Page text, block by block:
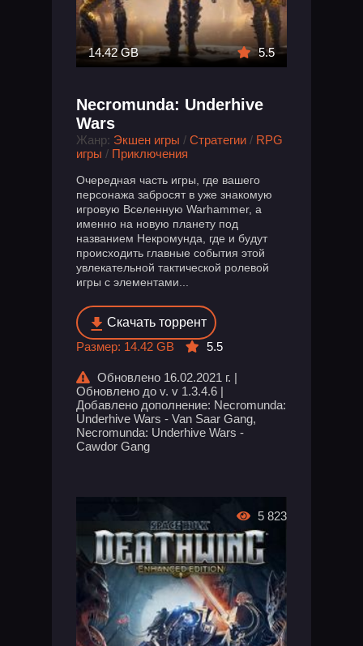
14.42 GB 5.5
Necromunda: Underhive
Wars
Жанр: Экшен игры / Стратегии / RPG
игры / Приключения
Очередная часть игры, где вашего
персонажа забросят в уже знакомую
игровую Вселенную Warhammer, а
именно на новую планету под
названием Некромунда, где и будут
происходить главные события этой
увлекательной тактической ролевой
игры с элементами...
Скачать торрент
Размер: 14.42 GB
5.5
Обновлено 16.02.2021 г. |
Обновлено до v. v 1.3.4.6 |
Добавлено дополнение: Necromunda:
Underhive Wars - Van Saar Gang,
Necromunda: Underhive Wars -
Cawdor Gang
5 823